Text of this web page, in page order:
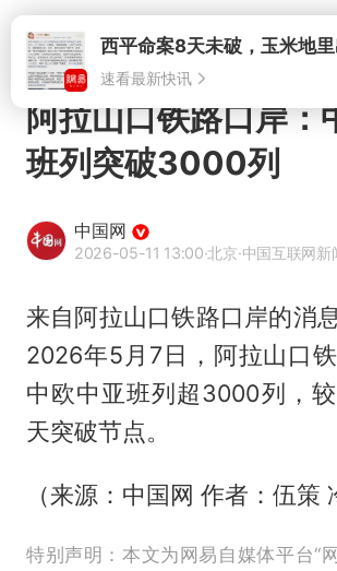
速看最新快讯
阿拉山口铁路口岸：
班列突破3000列
中国网
2026-05-11 13:00·北京·中国互联网新闻中心（中国网）官方
来自阿拉山口铁路口岸的消
2026年5月7日，阿拉山口
中欧中亚班列超3000列，
天突破节点。
（来源：中国网 作者：伍策
特别声明：本文为网易自媒体平台“